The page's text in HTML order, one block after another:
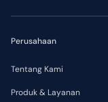
Perusahaan
Tentang Kami
Produk & Layanan